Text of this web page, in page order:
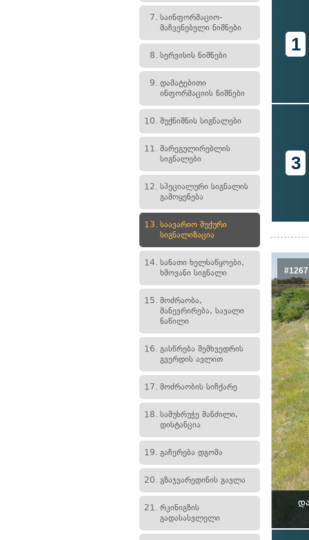
7. საინფორმაციო-
მაჩვენებელი ნიშნები
8. სერვისის ნიშნები
9. დამატებითი
ინფორმაციის ნიშნები
10. შუქნიშნის სიგნალები
11. მარეგულირებლის
სიგნალები
12. სპეციალური სიგნალის
გამოყენება
13. საავარიო შუქური
სიგნალიზაცია
14. სანათი ხელსაწყოები,
ხმოვანი სიგნალი
15. მოძრაობა,
მანევრირება, სავალი
ნაწილი
16. გასწრება შემხვედრის
გვერდის ავლით
17. მოძრაობის სიჩქარე
18. სამუხრუჭე მანძილი,
დისტანცია
19. გაჩერება დგომა
20. გზაჯვარედინის გავლა
21. რკინიგზის
გადასასვლელი
1
3
#1267